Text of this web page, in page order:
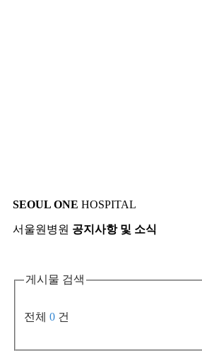
SEOUL ONE HOSPITAL
서울원병원 공지사항 및 소식
게시물 검색
전체 0 건